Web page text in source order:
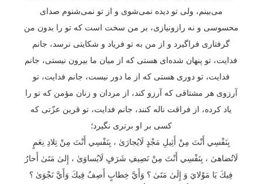
می‌بینم، ولی تو دیده نمی‌شوی و از تو نمی‌شنوم صدای
محسوسی و نه رازونیازی، بر من سخت است که تو را بدون من
گرفتاری فراگیرد و از من به تو فریاد و شکایتی نرسد، جانم
فدایت، تو پنهان شده‌ای هستی که از میان ما بیرون نیستی، جانم
فدایت، تو دوری هستی که از ما دور نیست، جانم فدایت، تو
آرزوی هر مشتاقی که آرزو کند، از مردان و زنان مؤمن که تو را
یاد کرده، از فراقت ناله کنند، جانم فدایت، تو قرین عزّتی که
کسی بر او برتری نگیرد؛
بِنَفْسِي أَنْتَ مِنْ أَثِيلِ مَجْدٍ لَايُجارَىٰ ، بِنَفْسِي أَنْتَ مِنْ تِلادِ نِعَمٍ
لَاتُضاهىٰ ، بِنَفْسِي أَنْتَ مِنْ نَصِيفِ شَرَفٍ لَايُساوَىٰ ، إِلىٰ مَتَىٰ أَحارُ
فِيكَ يَا مَوْلايَ وَ إِلَىٰ مَتَىٰ ؟ وَأَيَّ خِطابٍ أَصِفُ فِيكَ وَأَيَّ نَجْوَىٰ ؟